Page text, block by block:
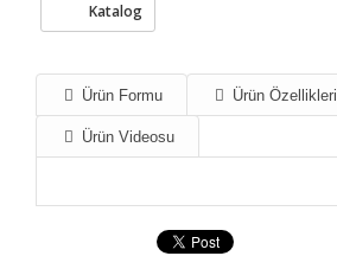
Katalog
Ürün Formu Ürün Özellikleri
Ürün Videosu